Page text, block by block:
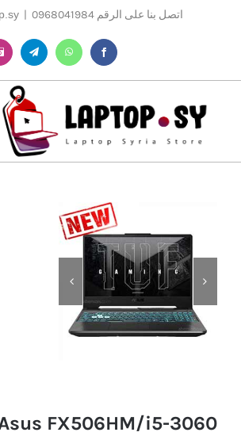
اتصل بنا على الرقم 0968041984 |
Facebook
WhatsApp
Telegram
FX506HM/i5-3060